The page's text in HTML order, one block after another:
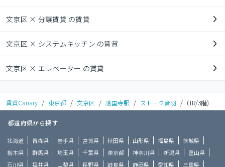
文京区 × 分譲賃貸 の賃貸
文京区 × システムキッチン の賃貸
文京区 × エレベーター の賃貸
賃貸Canary / 東京都 / 文京区 / 護国寺駅 / ストーク音羽 / (1R/3階)
都道府県から探す
北海道 青森県 岩手県 宮城県 秋田県 山形県 福島県
茨城県
栃木県
群馬県 埼玉県 千葉県 東京都 神奈川県 新潟県
富山県
石川県
福井県 山梨県 長野県 岐阜県 静岡県 愛知県 三重県